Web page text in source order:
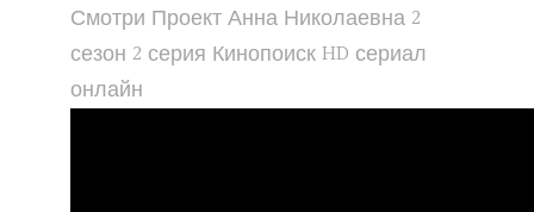
Смотри Проект Анна Николаевна 2
сезон 2 серия Кинопоиск HD сериал
онлайн